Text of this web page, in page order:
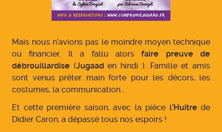
Mais nous n’avions pas le moindre moyen technique
ou financier. Il a fallu alorsfaire preuve de
débrouillardise (Jugaaden hindi ). Famille et amis
sont venus prêter main forte pour les décors, les
costumes, la communication…
Et cette première saison, avec la pièce l’Huitrede
Didier Caron, a dépassé tous nos espoirs !